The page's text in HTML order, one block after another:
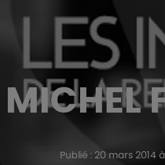
MICHEL
Publié : 20 mars 2014